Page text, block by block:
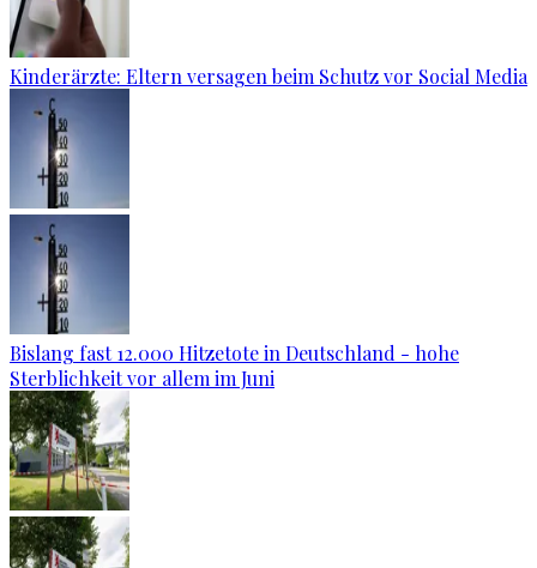
Kinderärzte: Eltern versagen beim Schutz vor Social Media
Bislang fast 12.000 Hitzetote in Deutschland - hohe
Sterblichkeit vor allem im Juni